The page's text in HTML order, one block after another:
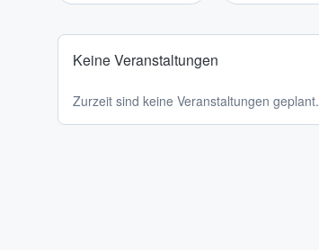
Keine Veranstaltungen
Zurzeit sind keine Veranstaltungen geplant.